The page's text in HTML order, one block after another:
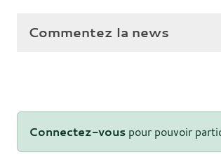
Commentez la news
Connectez-vous pour pouvoir